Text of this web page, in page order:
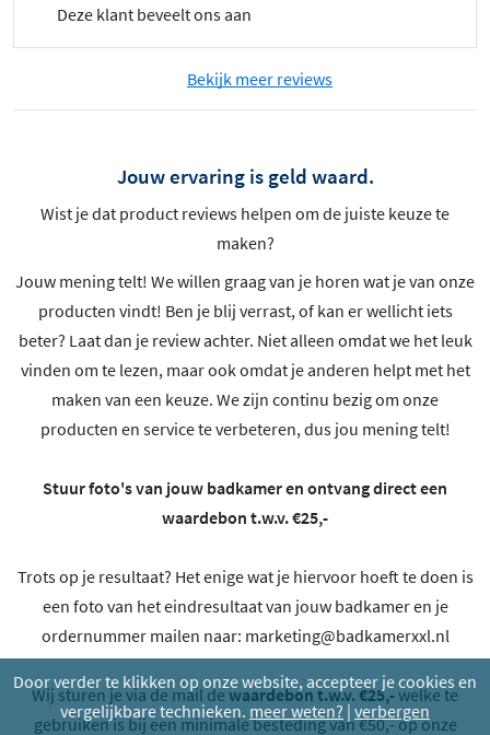
Door verder te klikken op onze website, accepteer je cookies en
vergelijkbare technieken. meer weten? | verbergen
Deze klant beveelt ons aan
Bekijk meer reviews
Jouw ervaring is geld waard.
Wist je dat product reviews helpen om de juiste keuze te
maken?
Jouw mening telt! We willen graag van je horen wat je van onze
producten vindt! Ben je blij verrast, of kan er wellicht iets
beter? Laat dan je review achter. Niet alleen omdat we het leuk
vinden om te lezen, maar ook omdat je anderen helpt met het
maken van een keuze. We zijn continu bezig om onze
producten en service te verbeteren, dus jou mening telt!
Stuur foto's van jouw badkamer en ontvang direct een
waardebon t.w.v. €25,-
Trots op je resultaat? Het enige wat je hiervoor hoeft te doen is
een foto van het eindresultaat van jouw badkamer en je
ordernummer mailen naar: marketing@badkamerxxl.nl
Wij sturen je via de mail dewaardebon t.w.v. €25,-welke te
gebruiken is bij een minimale besteding van €50,- op onze